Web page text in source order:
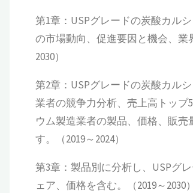
第1章：USPグレードの炭酸カル
の市場動向、促進要因と機会、業
2030）
第2章：USPグレードの炭酸カル
業者の競争力分析、売上高トップ
ウム製造業者の製品、価格、販
す。（2019～2024）
第3章：製品別に分析し、USPグ
ェア、価格を含む。（2019～2030）